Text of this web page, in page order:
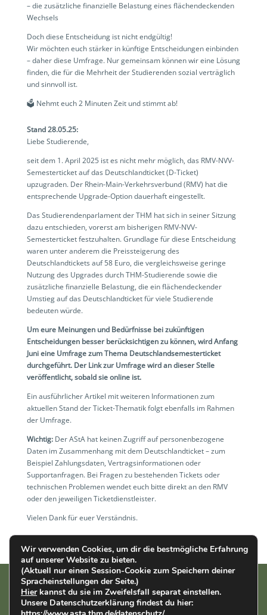
– die zusätzliche finanzielle Belastung eines flächendeckenden
Wechsels
Doch diese Entscheidung ist nicht endgültig!
Wir möchten euch stärker in künftige Entscheidungen einbinden
– daher diese Umfrage. Nur gemeinsam können wir eine Lösung
finden, die für die Mehrheit der Studierenden sozial verträglich
und sinnvoll ist.
🗳️ Nehmt euch 2 Minuten Zeit und stimmt ab!
Stand 28.05.25:
Liebe Studierende,
seit dem 1. April 2025 ist es nicht mehr möglich, das RMV-NVV-
Semesterticket auf das Deutschlandticket (D-Ticket)
upzugraden. Der Rhein-Main-Verkehrsverbund (RMV) hat die
entsprechende Upgrade-Option dauerhaft eingestellt.
Das Studierendenparlament der THM hat sich in seiner Sitzung
dazu entschieden, vorerst am bisherigen RMV-NVV-
Semesterticket festzuhalten. Grundlage für diese Entscheidung
waren unter anderem die Preissteigerung des
Deutschlandtickets auf 58 Euro, die vergleichsweise geringe
Nutzung des Upgrades durch THM-Studierende sowie die
zusätzliche finanzielle Belastung, die ein flächendeckender
Umstieg auf das Deutschlandticket für viele Studierende
bedeuten würde.
Um eure Meinungen und Bedürfnisse bei zukünftigen
Entscheidungen besser berücksichtigen zu können, wird Anfang
Juni eine Umfrage zum Thema Deutschlandsemesterticket
durchgeführt. Der Link zur Umfrage wird an dieser Stelle
veröffentlicht, sobald sie online ist.
Ein ausführlicher Artikel mit weiteren Informationen zum
aktuellen Stand der Ticket-Thematik folgt ebenfalls im Rahmen
der Umfrage.
Wichtig:Der AStA hat keinen Zugriff auf personenbezogene
Daten im Zusammenhang mit dem Deutschlandticket – zum
Beispiel Zahlungsdaten, Vertragsinformationen oder
Supportanfragen. Bei Fragen zu bestehenden Tickets oder
technischen Problemen wendet euch bitte direkt an den RMV
oder den jeweiligen Ticketdienstleister.
Vielen Dank für euer Verständnis.
AStA der THM | Wiesenstr. 14 | 35390 Gießen |Impressum
Datenschutz
Wir verwenden Cookies, um dir die bestmögliche Erfahrung
auf unserer Website zu bieten.
(Aktuell nur einen Session-Cookie zum Speichern deiner
Spracheinstellungen der Seite.)
Hierkannst du sie im Zweifelsfall separat einstellen.
Unsere Datenschutzerklärung findest du hier: